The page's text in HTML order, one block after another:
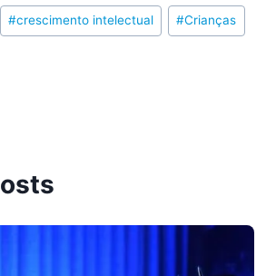
#crescimento intelectual #Crianças